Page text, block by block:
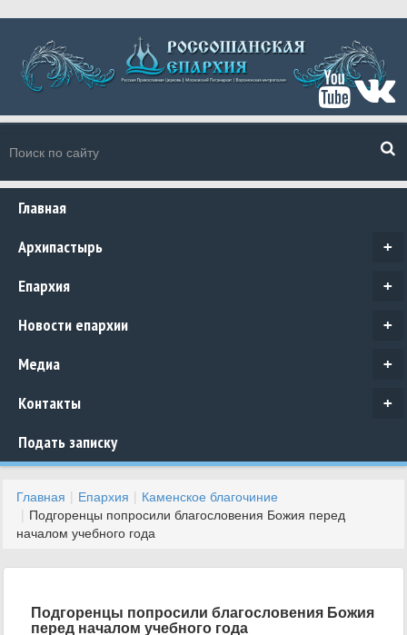
Главная
+
Архипастырь
+
Епархия
+
Новости епархии
+
Медиа
+
Контакты
Подать записку
Главная Епархия
Каменское благочиние
Подгоренцы попросили благословения Божия перед
началом учебного года
Подгоренцы попросили благословения Божия
перед началом учебного года